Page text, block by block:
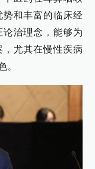
势和丰富的临床经
治理念，能够为
尤其在慢性疾病
。